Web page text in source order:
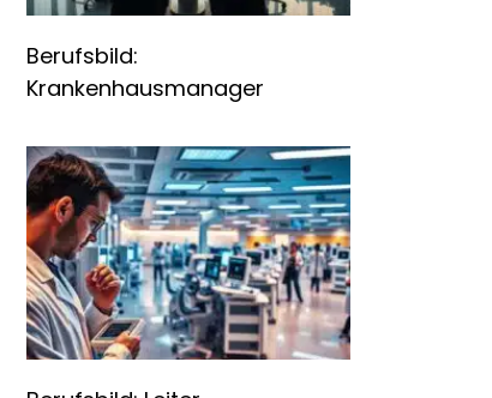
Berufsbild:
Krankenhausmanager